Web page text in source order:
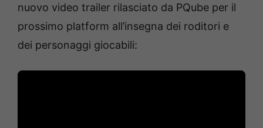
nuovo video trailer rilasciato da PQube per il
prossimo platform all’insegna dei roditori e
dei personaggi giocabili: